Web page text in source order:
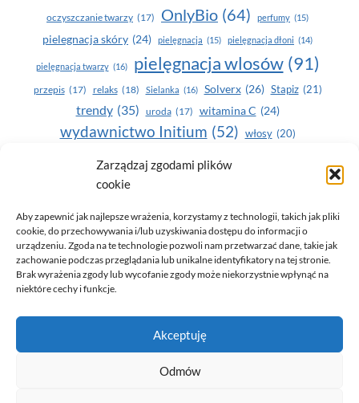
Zarządzaj zgodami plików
cookie
Aby zapewnić jak najlepsze wrażenia, korzystamy z technologii, takich jak pliki
cookie, do przechowywania i/lub uzyskiwania dostępu do informacji o
urządzeniu. Zgoda na te technologie pozwoli nam przetwarzać dane, takie jak
zachowanie podczas przeglądania lub unikalne identyfikatory na tej stronie.
Brak wyrażenia zgody lub wycofanie zgody może niekorzystnie wpłynąć na
niektóre cechy i funkcje.
Akceptuję
Odmów
oczyszczanie twarzy (17) OnlyBio (64) perfumy (15)
pielegnacja skóry (24) pielęgnacja (15) pielęgnacja dłoni (14)
pielęgnacja twarzy (16) pielęgnacja wlosów (91)
przepis (17) relaks (18) Sielanka (16) Solverx (26) Stapiz (21)
trendy (35) uroda (17) witamina C (24)
wydawnictwo Initium (52) włosy (20)
Yasumi(164) zdrowe zęby
zdrowie
© 2026 Only You - portal dla kobiet (uroda, moda, zdrowie)
opracowanie:AZDOBRESTRONY